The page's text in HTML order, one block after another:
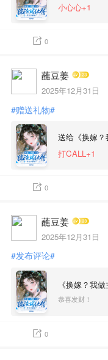
小心心+1
0
蘸豆姜
2025年12月31日
#赠送礼物#
送给《换嫁
打CALL+1
0
蘸豆姜
2025年12月31日
#发布评论#
《换嫁？我
恭喜发财！
0